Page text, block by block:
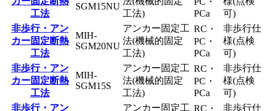
工法
SGM15NU
工法)
PCa
可)
非歩行・アン
カー固定断熱
工法
MIH-
SGM20NU
アンカー固定工
法(機械的固定
工法)
RC・
PC・
PCa
非歩行仕
様(点検
可)
非歩行・アン
カー固定断熱
工法
MIH-
SGM15S
アンカー固定工
法(機械的固定
工法)
RC・
PC・
PCa
非歩行仕
様(点検
可)
非歩行・アン
アンカー固定工 RC・
非歩行仕